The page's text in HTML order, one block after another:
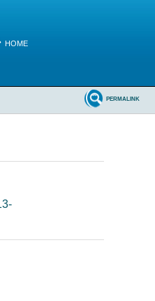
HOME
PERMALINK